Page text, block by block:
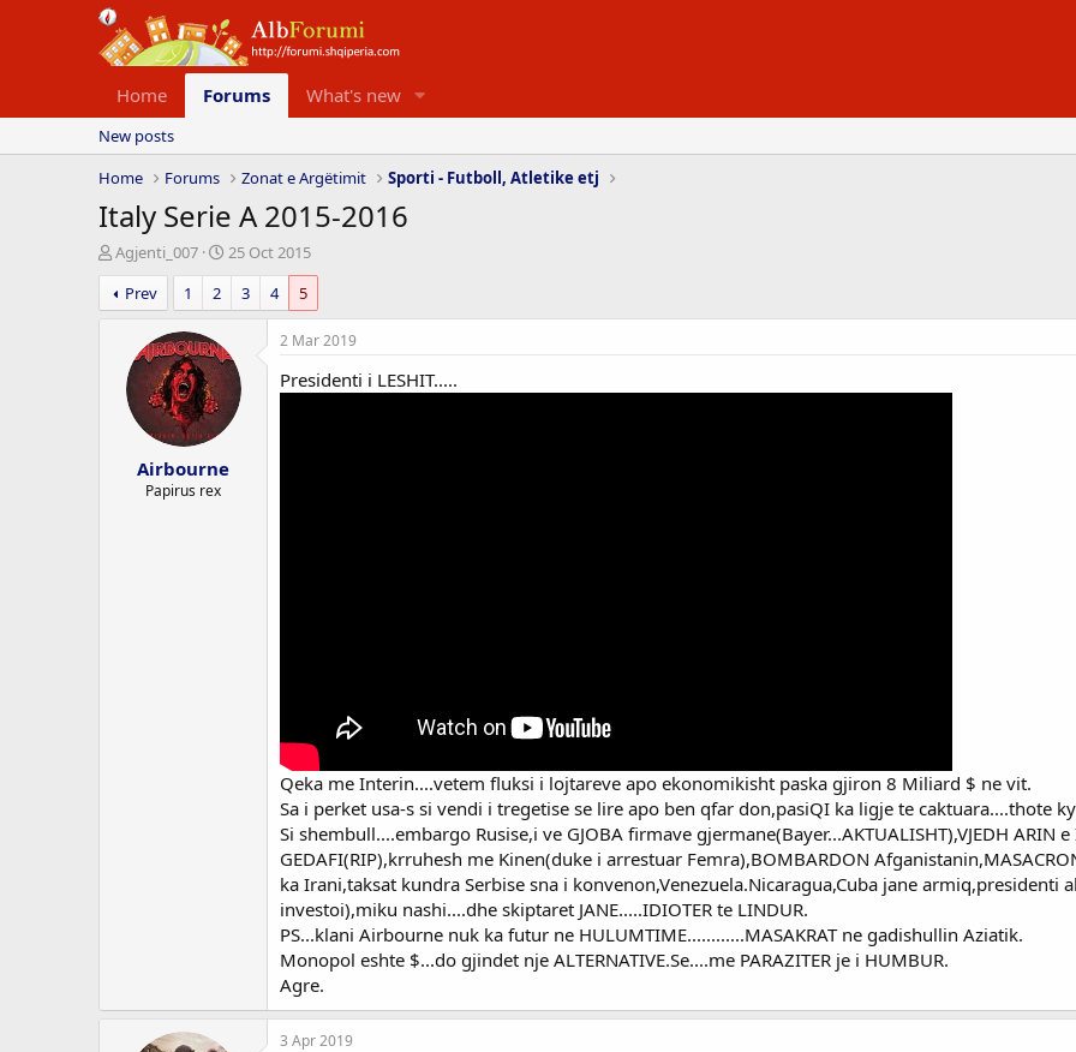
Home Forums What's new
New posts
Home
Forums Zonat e Argëtimit Sporti - Futboll, Atletike etj
Italy Serie A 2015-2016
T
h
r
e
Agjenti_007
D
a
a
f
l
m
25 Oct 2015
Prev
1 2 3 4 5
Airbourne
Papirus rex
2 Mar 2019
Presidenti i LESHIT.....
Qeka me Interin....vetem fluksi i lojtareve apo ekonomikisht paska gjiron 8 Miliard $ ne vit.
Sa i perket usa-s si vendi i tregetise se lire apo ben qfar don,pasiQI ka ligje te caktuara....thote ky
Si shembull....embargo Rusise,i ve GJOBA firmave gjermane(Bayer...AKTUALISHT),VJEDH ARIN e
GEDAFI(RIP),krruhesh me Kinen(duke i arrestuar Femra),BOMBARDON
ka Irani,taksat kundra Serbise sna i konvenon,Venezuela.Nicaragua,Cuba jane armiq,presidenti
investoi),miku nashi....dhe skiptaret JANE.....IDIOTER te LINDUR.
PS...klani Airbourne nuk ka futur ne HULUMTIME............MASAKRAT ne gadishullin Aziatik.
Monopol eshte $...do gjindet nje ALTERNATIVE.Se....me PARAZITER je i HUMBUR.
Agre.
3 Apr 2019